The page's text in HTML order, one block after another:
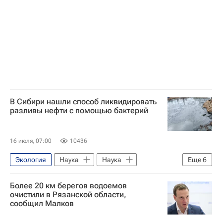
В Сибири нашли способ ликвидировать
разливы нефти с помощью бактерий
16 июля, 07:00 10436
Еще6
Экология Наука
Наука
Сибирский федеральный университет
Российский научный фонд
Более 20 км берегов водоемов
очистили в Рязанской области,
сообщил Малков